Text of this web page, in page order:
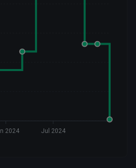
2024 Jul 2024